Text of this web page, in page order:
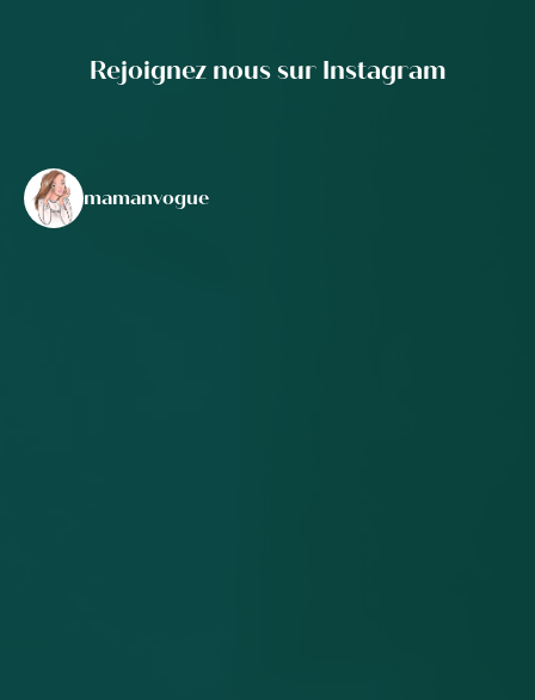
Rejoignez nous sur Instagram
mamanvogue